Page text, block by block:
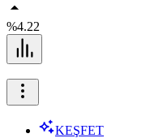
%4.22
KEŞFET